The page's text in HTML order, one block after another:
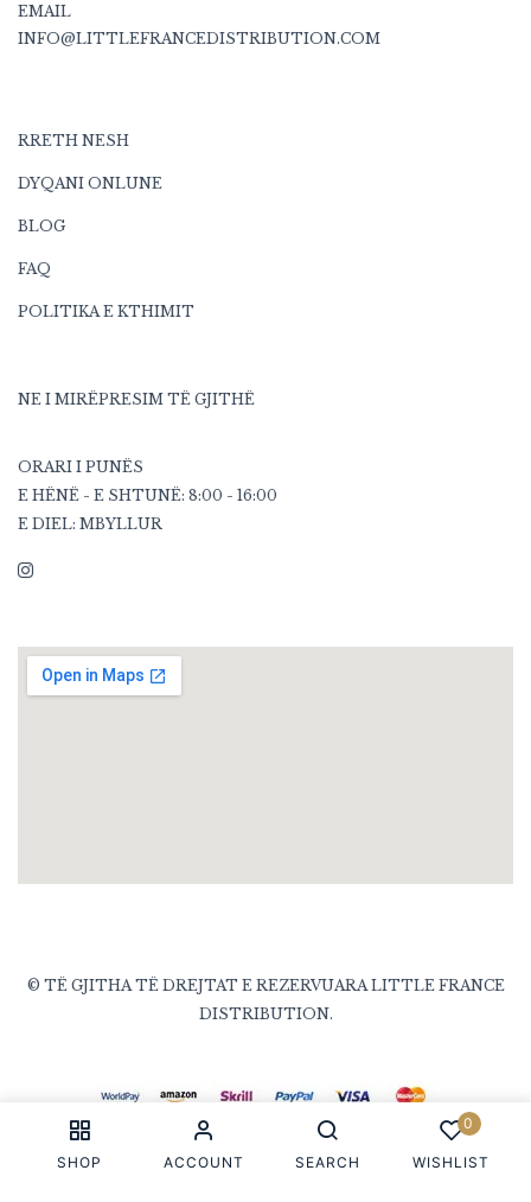
SHOP ACCOUNT SEARCH
0
WISHLIST
EMAIL
INFO@LITTLEFRANCEDISTRIBUTION.COM
RRETH NESH
DYQANI ONLUNE
BLOG
FAQ
POLITIKA E KTHIMIT
NE I MIRËPRESIM TË GJITHË
ORARI I PUNËS
E HËNË - E SHTUNË: 8:00 - 16:00
E DIEL: MBYLLUR
© TË GJITHA TË DREJTAT E REZERVUARA LITTLE FRANCE
DISTRIBUTION.